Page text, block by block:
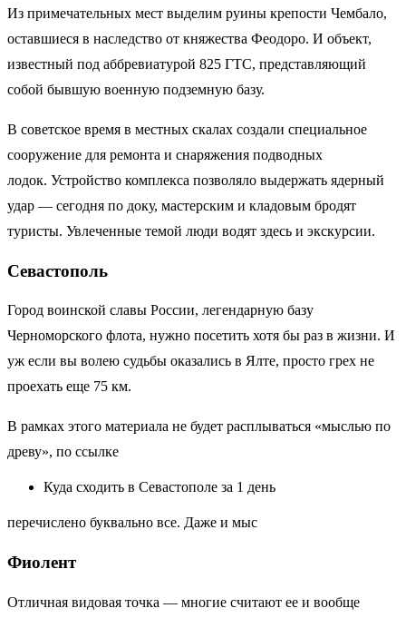
Из примечательных мест выделим руины крепости Чембало,
оставшиеся в наследство от княжества Феодоро. И объект,
известный под аббревиатурой 825 ГТС, представляющий
собой бывшую военную подземную базу.
В советское время в местных скалах создали специальное
сооружение для ремонта и снаряжения подводных
лодок. Устройство комплекса позволяло выдержать ядерный
удар — сегодня по доку, мастерским и кладовым бродят
туристы. Увлеченные темой люди водят здесь и экскурсии.
Севастополь
Город воинской славы России, легендарную базу
Черноморского флота, нужно посетить хотя бы раз в жизни. И
уж если вы волею судьбы оказались в Ялте, просто грех не
проехать еще 75 км.
В рамках этого материала не будет расплываться «мыслью по
древу», по ссылке
Куда сходить в Севастополе за 1 день
перечислено буквально все. Даже и мыс
Фиолент
Отличная видовая точка — многие считают ее и вообще